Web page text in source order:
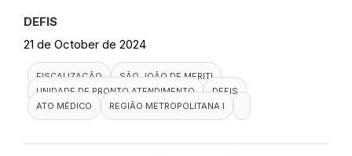
DEFIS
21 de October de 2024
FISCALIZAÇÃO
SÃO JOÃO DE MERITI
UNIDADE DE PRONTO ATENDIMENTO
DEFIS
ATO MÉDICO
REGIÃO METROPOLITANA I